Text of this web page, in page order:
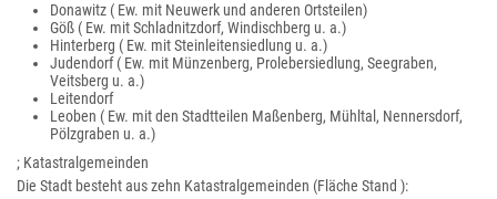
Donawitz ( Ew. mit Neuwerk und anderen Ortsteilen)
Göß ( Ew. mit Schladnitzdorf, Windischberg u. a.)
Hinterberg ( Ew. mit Steinleitensiedlung u. a.)
Judendorf ( Ew. mit Münzenberg, Prolebersiedlung, Seegraben,
Veitsberg u. a.)
Leitendorf
Leoben ( Ew. mit den Stadtteilen Maßenberg, Mühltal, Nennersdorf,
Pölzgraben u. a.)
; Katastralgemeinden
Die Stadt besteht aus zehn Katastralgemeinden (Fläche Stand ):